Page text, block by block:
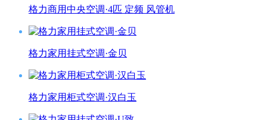
格力商用中央空调·4匹 定频 风管机
格力家用挂式空调·金贝
格力家用柜式空调·汉白玉